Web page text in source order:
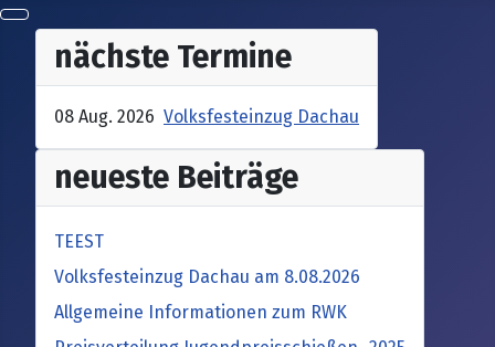
nächste Termine
08 Aug. 2026 Volksfesteinzug Dachau
neueste Beiträge
TEEST
Volksfesteinzug Dachau am 8.08.2026
Allgemeine Informationen zum RWK